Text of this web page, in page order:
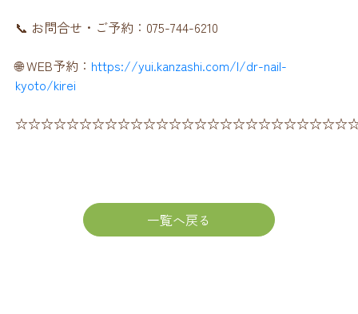
📞 お問合せ・ご予約：075-744-6210
🌐 WEB予約： https://yui.kanzashi.com/l/dr-nail-
kyoto/kirei
一覧へ戻る